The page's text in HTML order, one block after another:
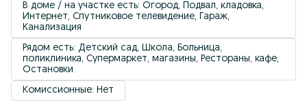
В доме / на участке есть: Огород, Подвал, кладовка,
Интернет, Спутниковое телевидение, Гараж,
Канализация
Рядом есть: Детский сад, Школа, Больница,
поликлиника, Супермаркет, магазины, Рестораны, кафе,
Остановки
Комиссионные: Нет